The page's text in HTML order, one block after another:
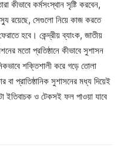
কীভাবে কর্মসংস্থান সৃষ্টি করবেন,
রয়েছে, সেগুলো নিয়ে কাজ করতে
হবে। কেন্দ্রীয় ব্যাংক, জাতীয়
মতো প্রতিষ্ঠানে কীভাবে সুশাসন
শক্তিশালী করে গড়ে তোলা
বা প্রাতিষ্ঠানিক সুশাসনের মধ্য দিয়েই
ইতিবাচক ও টেকসই ফল পাওয়া যাবে